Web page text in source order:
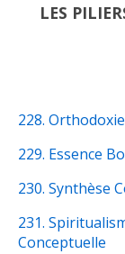
LES
228.
229. Essence
230. Synthèse
231.
Conceptuelle